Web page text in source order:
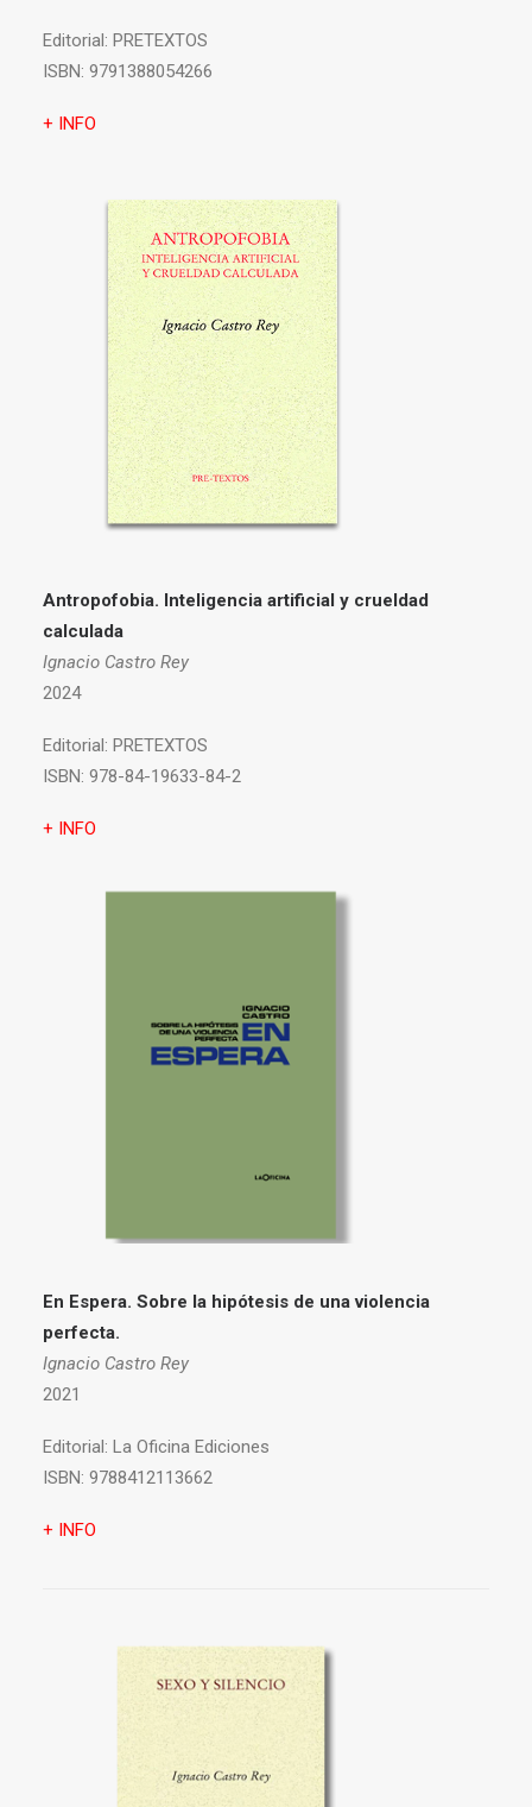
Editorial: PRETEXTOS
ISBN: 9791388054266
+ INFO
Antropofobia. Inteligencia artificial y crueldad
calculada
Ignacio Castro Rey
2024
Editorial: PRETEXTOS
ISBN: 978-84-19633-84-2
+ INFO
En Espera. Sobre la hipótesis de una violencia
perfecta.
Ignacio Castro Rey
2021
Editorial: La Oficina Ediciones
ISBN: 9788412113662
+ INFO